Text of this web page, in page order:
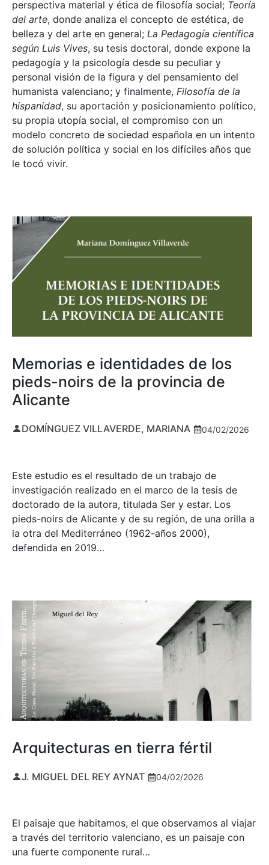
perspectiva material y ética de filosofía social; Teoría
del arte, donde analiza el concepto de estética, de
belleza y del arte en general; La Pedagogía científica
según Luis Vives, su tesis doctoral, donde expone la
pedagogía y la psicología desde su peculiar y
personal visión de la figura y del pensamiento del
humanista valenciano; y finalmente, Filosofía de la
hispanidad, su aportación y posicionamiento político,
su propia utopía social, el compromiso con un
modelo concreto de sociedad española en un intento
de solución política y social en los difíciles años que
le tocó vivir.
Memorias e identidades de los
pieds-noirs de la provincia de
Alicante
DOMÍNGUEZ VILLAVERDE, MARIANA 04/02/2026
Este estudio es el resultado de un trabajo de
investigación realizado en el marco de la tesis de
doctorado de la autora, titulada Ser y estar. Los
pieds-noirs de Alicante y de su región, de una orilla a
la otra del Mediterráneo (1962-años 2000),
defendida en 2019…
Arquitecturas en tierra fértil
J. MIGUEL DEL REY AYNAT 04/02/2026
El paisaje que habitamos, el que observamos al viajar
a través del territorio valenciano, es un paisaje con
una fuerte componente rural…